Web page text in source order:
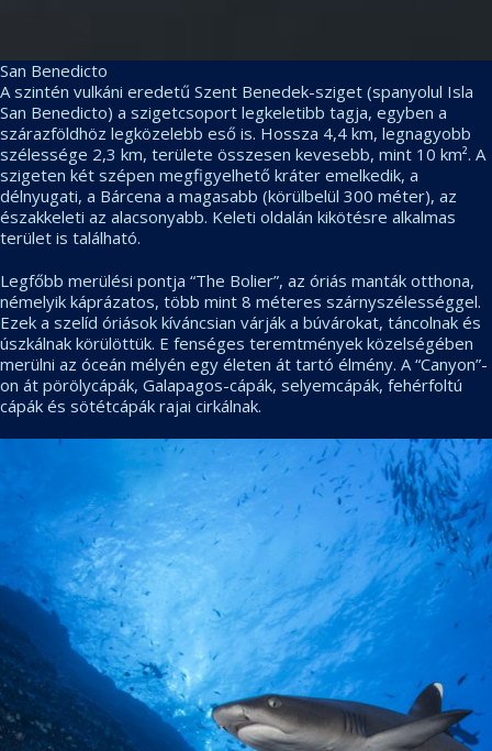
San Benedicto
A szintén vulkáni eredetű Szent Benedek-sziget (spanyolul Isla
San Benedicto) a szigetcsoport legkeletibb tagja, egyben a
szárazföldhöz legközelebb eső is. Hossza 4,4 km, legnagyobb
szélessége 2,3 km, területe összesen kevesebb, mint 10 km². A
szigeten két szépen megfigyelhető kráter emelkedik, a
délnyugati, a Bárcena a magasabb (körülbelül 300 méter), az
északkeleti az alacsonyabb. Keleti oldalán kikötésre alkalmas
terület is található.
Legfőbb merülési pontja “The Bolier”, az óriás manták otthona,
némelyik káprázatos, több mint 8 méteres szárnyszélességgel.
Ezek a szelíd óriások kíváncsian várják a búvárokat, táncolnak és
úszkálnak körülöttük. E fenséges teremtmények közelségében
merülni az óceán mélyén egy életen át tartó élmény. A “Canyon”-
on át pörölycápák, Galapagos-cápák, selyemcápák, fehérfoltú
cápák és sötétcápák rajai cirkálnak.